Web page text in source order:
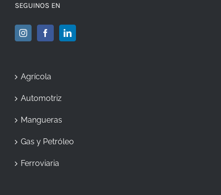
SEGUINOS EN
Agrícola
Automotriz
Mangueras
Gas y Petróleo
Ferroviaria